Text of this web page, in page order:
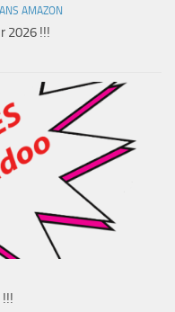
AMAZON
2026 !!!